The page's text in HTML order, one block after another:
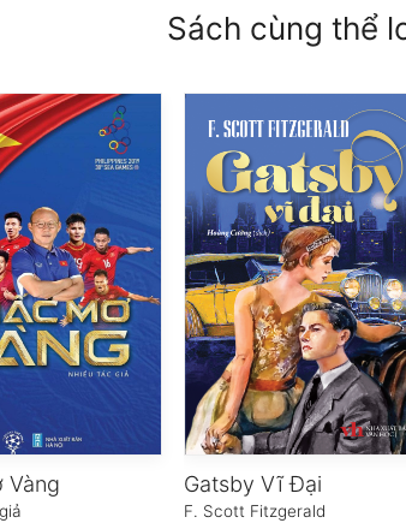
Sách cùng thể
Vàng Gatsby Vĩ Đại
F. Scott Fitzgerald